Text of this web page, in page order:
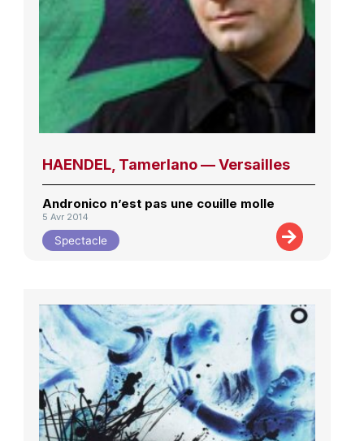
HAENDEL, Tamerlano — Versailles
Andronico n’est pas une couille molle
5 Avr 2014
Spectacle